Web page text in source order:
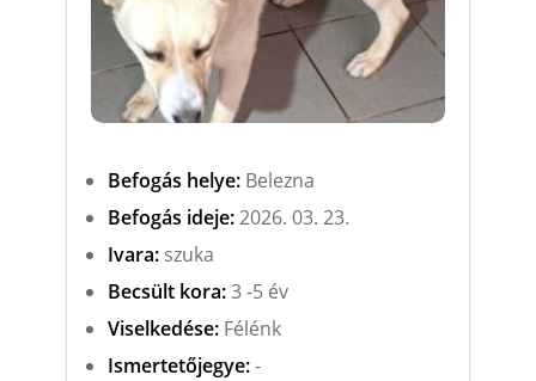
Befogás helye:Belezna
Befogás ideje:2026. 03. 23.
Ivara:szuka
Becsült kora:3 -5 év
Viselkedése:Félénk
Ismertetőjegye:-